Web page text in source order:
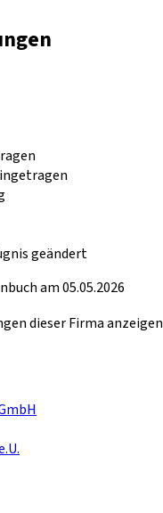
geändert
am 05.05.2026
dieser Firma anzeigen